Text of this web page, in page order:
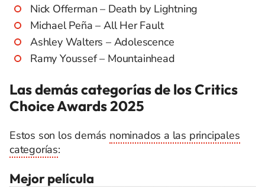
Nick Offerman – Death by Lightning
Michael Peña – All Her Fault
Ashley Walters – Adolescence
Ramy Youssef – Mountainhead
Las demás categorías de los Critics
Choice Awards 2025
Estos son los demás nominados a las principales
categorías:
Mejor película